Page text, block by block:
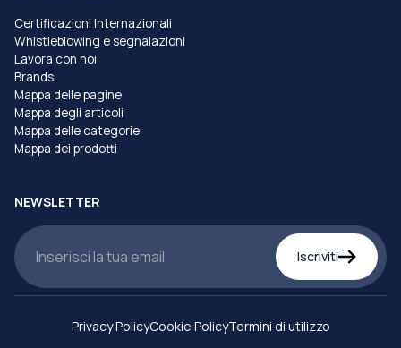
Certificazioni Internazionali
Whistleblowing e segnalazioni
Lavora con noi
Brands
Mappa delle pagine
Mappa degli articoli
Mappa delle categorie
Mappa dei prodotti
NEWSLETTER
Iscriviti
Privacy PolicyCookie PolicyTermini di utilizzo